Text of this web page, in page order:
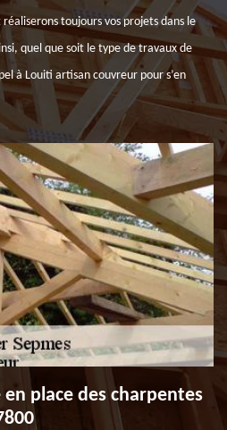
toujours vos projets dans le
quel que soit le type de travaux de
à Louiti artisan couvreur pour s’en
place des charpentes